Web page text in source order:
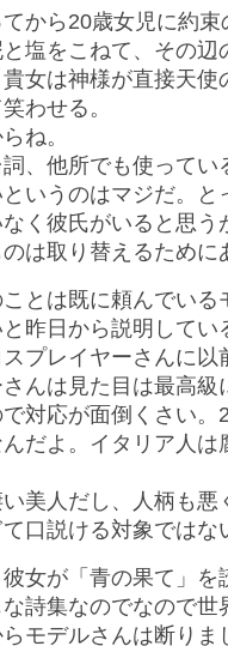
から20歳女児に約束
と塩をこねて、その
女は神様が直接天使
わせる。
ね。
詞、他所でも使って
いうのはマジだ。と
く彼氏がいると思う
は取り替えるために
とは既に頼んでいる
昨日から説明してい
プレイヤーさんに以
んは見た目は最高
対応が面倒くさい。
だよ。イタリア人は
美人だし、人柄も悪
口説ける対象ではな
女が「青の果て」を
な詩集なのでなので
モデルさんは断り